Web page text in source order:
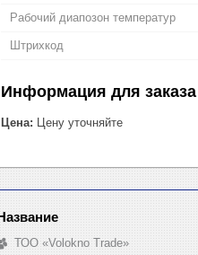
Рабочий диапозон температур
Штрихкод
Информация для заказа
Цена: Цену уточняйте
ТОО «Volokno Trade»